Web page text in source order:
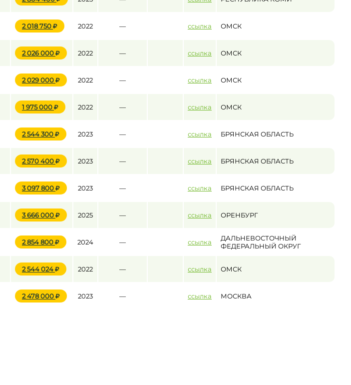
2 018 750 2022 — ссылка ОМСК
2 026 000 2022 — ссылка ОМСК
2 029 000 2022 — ссылка ОМСК
1 975 000 2022 — ссылка ОМСК
2 544 300 2023 — ссылка БРЯНСКАЯ ОБЛАСТЬ
2 570 400 2023 — ссылка БРЯНСКАЯ ОБЛАСТЬ
3 097 800 2023 — ссылка БРЯНСКАЯ ОБЛАСТЬ
3 666 000 2025 — ссылка ОРЕНБУРГ
2 854 800 2024 — ссылка
ДАЛЬНЕВОСТОЧНЫЙ
ФЕДЕРАЛЬНЫЙ ОКРУГ
2 544 024 2022 — ссылка ОМСК
2 478 000 2023 — ссылка МОСКВА